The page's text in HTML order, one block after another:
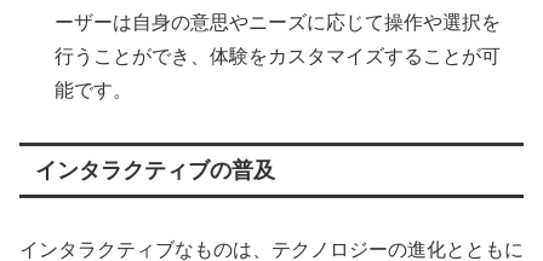
ーザーは自身の意思やニーズに応じて操作や選択を
行うことができ、体験をカスタマイズすることが可
能です。
インタラクティブの普及
インタラクティブなものは、テクノロジーの進化とともに